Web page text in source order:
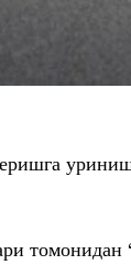
томонидан